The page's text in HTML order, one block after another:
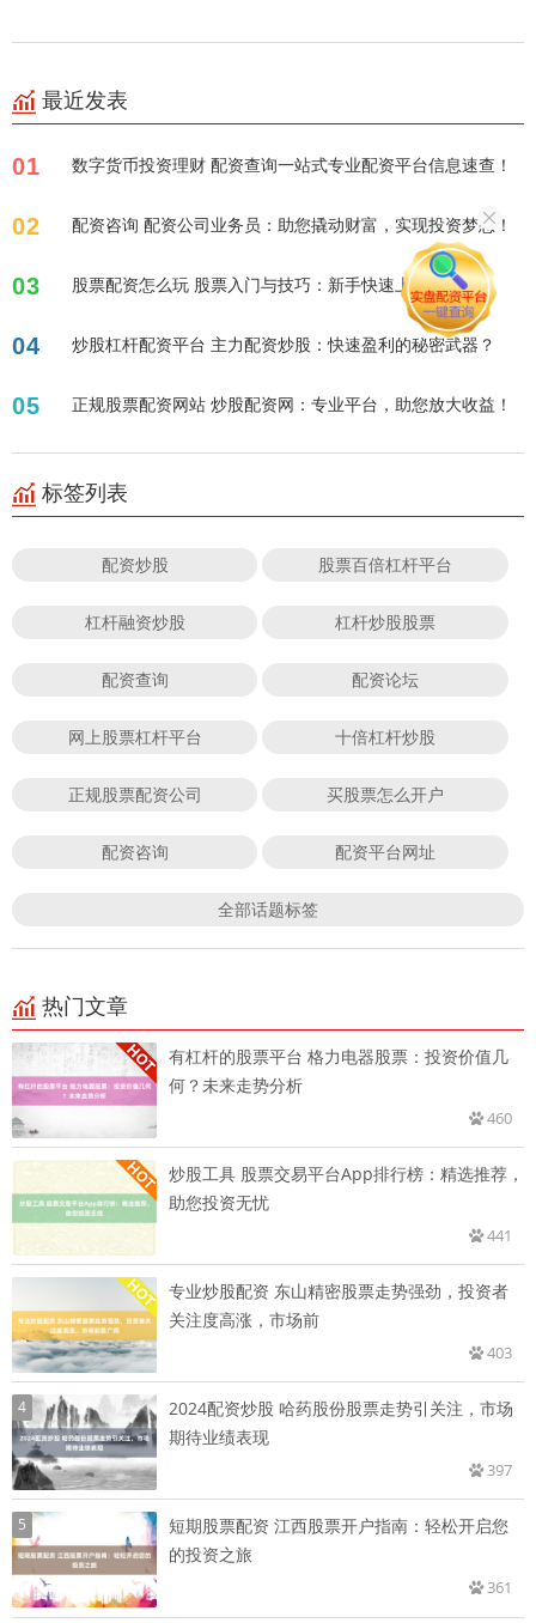
最近发表
01 数字货币投资理财 配资查询一站式专业配资平台信息速查！
02 配资咨询 配资公司业务员：助您撬动财富，实现投资梦想！
03 股票配资怎么玩 股票入门与技巧：新手快速上手指南
04 炒股杠杆配资平台 主力配资炒股：快速盈利的秘密武器？
05 正规股票配资网站 炒股配资网：专业平台，助您放大收益！
标签列表
配资炒股 股票百倍杠杆平台
杠杆融资炒股 杠杆炒股股票
配资查询 配资论坛
网上股票杠杆平台 十倍杠杆炒股
正规股票配资公司 买股票怎么开户
配资咨询 配资平台网址
全部话题标签
热门文章
有杠杆的股票平台 格力电器股票：投资价值几
何？未来走势分析
460
炒股工具 股票交易平台App排行榜：精选推荐，
助您投资无忧
441
专业炒股配资 东山精密股票走势强劲，投资者
关注度高涨，市场前
403
4
2024配资炒股 哈药股份股票走势引关注，市场
期待业绩表现
397
5
短期股票配资 江西股票开户指南：轻松开启您
的投资之旅
361